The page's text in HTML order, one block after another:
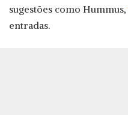
sugestões como Hummus,
entradas.